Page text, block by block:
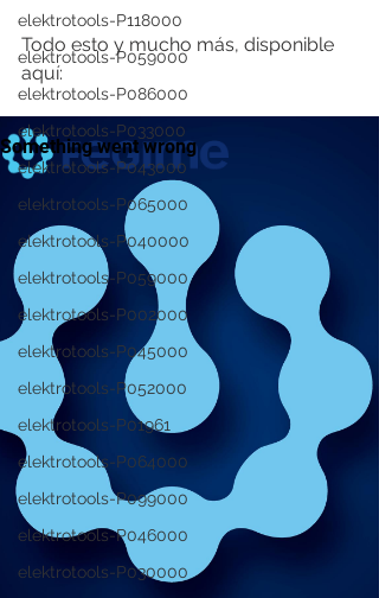
elektrotools-P118000
elektrotools-P059000
elektrotools-P086000
elektrotools-P033000
elektrotools-P043000
elektrotools-P065000
elektrotools-P040000
elektrotools-P059000
elektrotools-P002000
elektrotools-P045000
elektrotools-P052000
elektrotools-P01961
elektrotools-P064000
elektrotools-P099000
elektrotools-P046000
elektrotools-P030000
Todo esto y mucho más, disponible
aquí: